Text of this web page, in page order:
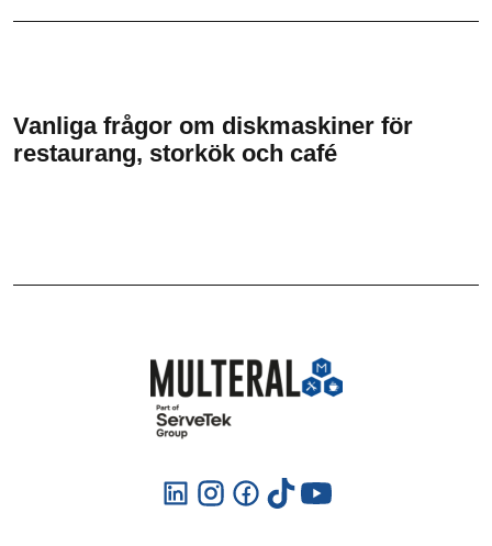
Vanliga frågor om diskmaskiner för
restaurang, storkök och café